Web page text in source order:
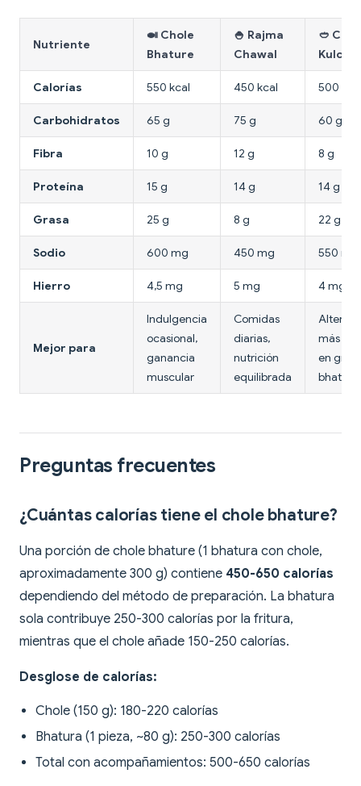
Nutriente
🍛 Chole
Bhature
🍚 Rajma
Chawal
🥙
Kulcha
Calorías 550 kcal 450 kcal 500
Carbohidratos 65 g 75 g 60 g
Fibra 10 g 12 g 8 g
Proteína 15 g 14 g 14 g
Grasa 25 g 8 g 22 g
Sodio 600 mg 450 mg 550 mg
Hierro 4,5 mg 5 mg 4 mg
Mejor para
Indulgencia
ocasional,
ganancia
muscular
Comidas
diarias,
nutrición
equilibrada
más
en
bhature
Preguntas frecuentes
¿Cuántas calorías tiene el chole bhature?
Una porción de chole bhature (1 bhatura con chole,
aproximadamente 300 g) contiene 450-650 calorías
dependiendo del método de preparación. La bhatura
sola contribuye 250-300 calorías por la fritura,
mientras que el chole añade 150-250 calorías.
Desglose de calorías:
Chole (150 g): 180-220 calorías
Bhatura (1 pieza, ~80 g): 250-300 calorías
Total con acompañamientos: 500-650 calorías